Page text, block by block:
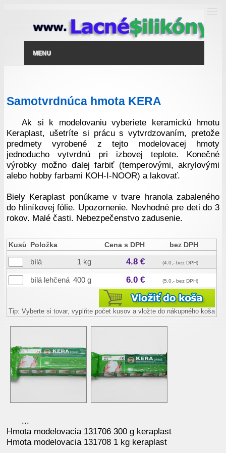
MENU
Samotvrdnúca hmota KERA
Ak si k modelovaniu vyberiete keramickú hmotu
Keraplast, ušetríte si prácu s vytvrdzovaním, pretože
predmety vyrobené z tejto modelovacej hmoty
jednoducho vytvrdnú pri izbovej teplote. Konečné
výrobky možno ďalej farbiť (temperovými, akrylovými
alebo hobby farbami KOH-I-NOOR) a lakovať.
Biely Keraplast ponúkame v tvare hranola zabaleného
do hliníkovej fólie. Upozornenie. Nevhodné pre deti do 3
rokov. Malé časti. Nebezpečenstvo zadusenie.
Kusů Položka Cena s DPH bez DPH
bílá 1 kg 4.8 € (4.0,- bez DPH)
bílá lehčená 400 g 6.0 € (5.0,- bez DPH)
Tip: Vyberte si tovar, vyplňte počet kusov a vložte do nákupného koša
...
Hmota modelovacia 131706 300 g keraplast
Hmota modelovacia 131708 1 kg keraplast